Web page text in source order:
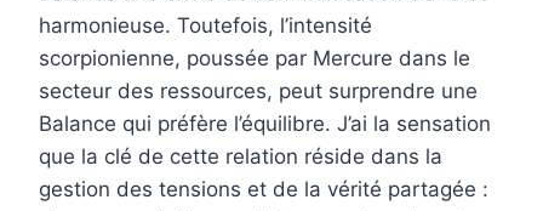
harmonieuse. Toutefois, l’intensité
scorpionienne, poussée par Mercure dans le
secteur des ressources, peut surprendre une
Balance qui préfère l’équilibre. J’ai la sensation
que la clé de cette relation réside dans la
gestion des tensions et de la vérité partagée :